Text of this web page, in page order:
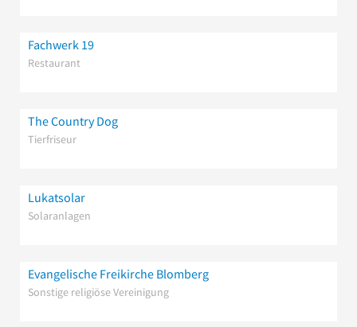
Fachwerk 19
Restaurant
The Country Dog
Tierfriseur
Lukatsolar
Solaranlagen
Evangelische Freikirche Blomberg
Sonstige religiöse Vereinigung